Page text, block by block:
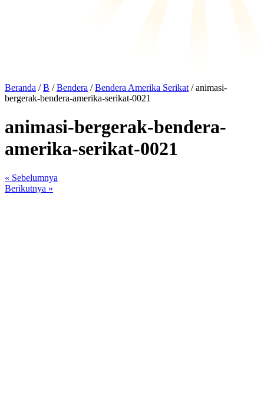
Beranda /B /Bendera /Bendera Amerika Serikat / animasi-
bergerak-bendera-amerika-serikat-0021
animasi-bergerak-bendera-
amerika-serikat-0021
« Sebelumnya
Berikutnya »